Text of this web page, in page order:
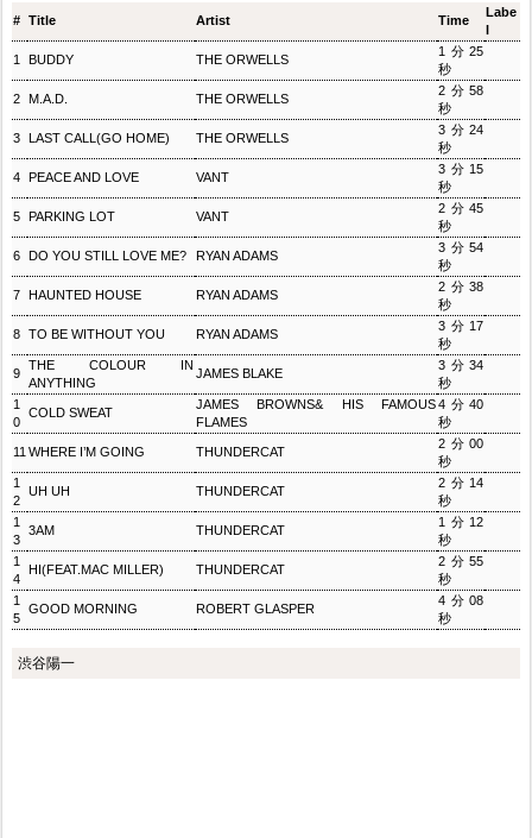
# Title Artist Time
Labe
l
1 BUDDY THE ORWELLS
1分25
秒
2 M.A.D. THE ORWELLS
2分58
秒
3 LAST CALL(GO HOME) THE ORWELLS
3分24
秒
4 PEACE AND LOVE VANT
3分15
秒
5 PARKING LOT VANT
2分45
秒
6 DO YOU STILL LOVE ME? RYAN ADAMS
3分54
秒
7 HAUNTED HOUSE RYAN ADAMS
2分38
秒
8 TO BE WITHOUT YOU RYAN ADAMS
3分17
秒
9
THE COLOUR IN
ANYTHING
JAMES BLAKE
3分34
秒
1
0
COLD SWEAT
JAMES BROWNS& HIS FAMOUS
FLAMES
4分40
秒
11 WHERE I’M GOING THUNDERCAT
2分00
秒
1
2
UH UH THUNDERCAT
2分14
秒
1
3
3AM THUNDERCAT
1分12
秒
1
4
HI(FEAT.MAC MILLER) THUNDERCAT
2分55
秒
1
5
GOOD MORNING ROBERT GLASPER
4分08
秒
渋谷陽一